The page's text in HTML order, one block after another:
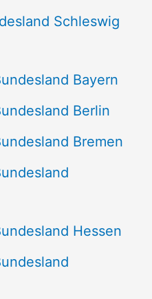
Schleswig
Bayern
Berlin
Bremen
Hessen